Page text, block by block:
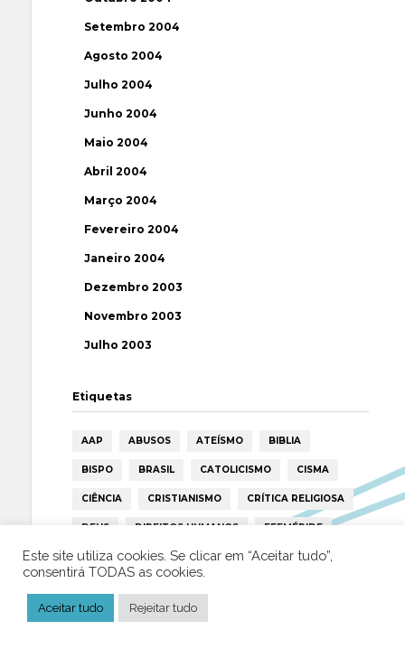
Setembro 2004
Agosto 2004
Julho 2004
Junho 2004
Maio 2004
Abril 2004
Março 2004
Fevereiro 2004
Janeiro 2004
Dezembro 2003
Novembro 2003
Julho 2003
Etiquetas
AAP ABUSOS ATEÍSMO BIBLIA
BISPO BRASIL CATOLICISMO CISMA
CIÊNCIA CRISTIANISMO CRÍTICA RELIGIOSA
DEUS DIREITOS HUMANOS EFEMÉRIDE
ESPIRITISMO ESTATÍSTICAS FILOSOFIA
ICAR IGREJA ISLAMISMO
Este site utiliza cookies. Se clicar em “Aceitar tudo”,
consentirá TODAS as cookies.
Aceitar tudo Rejeitar tudo